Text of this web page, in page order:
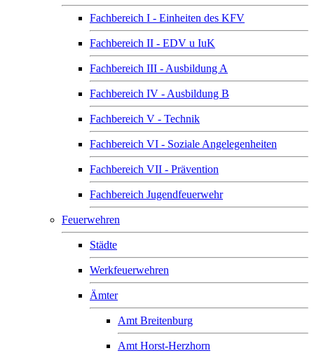
Fachbereich I - Einheiten des KFV
Fachbereich II - EDV u IuK
Fachbereich III - Ausbildung A
Fachbereich IV - Ausbildung B
Fachbereich V - Technik
Fachbereich VI - Soziale Angelegenheiten
Fachbereich VII - Prävention
Fachbereich Jugendfeuerwehr
Feuerwehren
Städte
Werkfeuerwehren
Ämter
Amt Breitenburg
Amt Horst-Herzhorn